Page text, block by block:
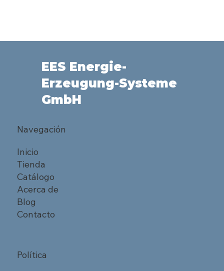
EES Energie-
Erzeugung-Systeme
GmbH
Navegación
Inicio
Tienda
Catálogo
Acerca de
Blog
Contacto
Política